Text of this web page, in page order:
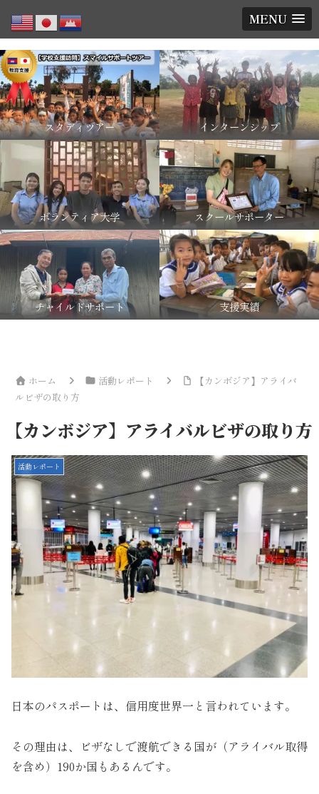
MENU
スタディツアー インターンシップ
ボランティア大学 スクールサポーター
チャイルドサポート 支援実績
ホーム 活動レポート
【カンボジア】アライバ
ルビザの取り方
【カンボジア】アライバルビザの取り方
活動レポート
日本のパスポートは、信用度世界一と言われています。
その理由は、ビザなしで渡航できる国が（アライバル取得
を含め）190か国もあるんです。